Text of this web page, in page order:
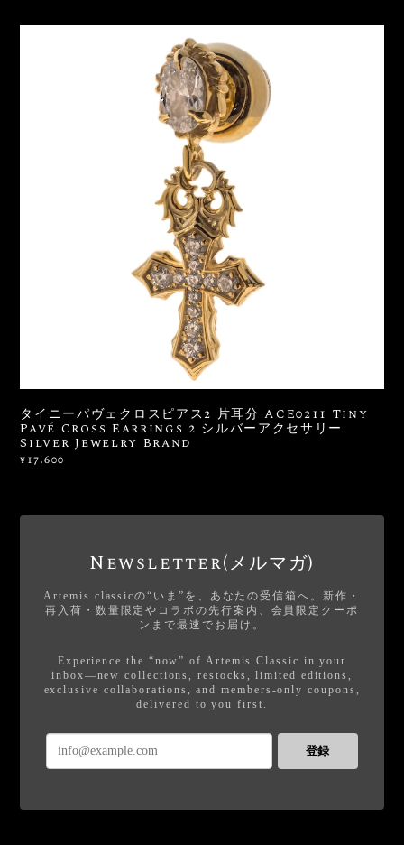
タイニーパヴェクロスピアス2 片耳分 ACE0211 Tiny
Pavé Cross Earrings 2 シルバーアクセサリー
Silver Jewelry Brand
¥17,600
Newsletter(メルマガ)
Artemis classicの“いま”を、あなたの受信箱へ。新作・
再入荷・数量限定やコラボの先行案内、会員限定クーポ
ンまで最速でお届け。
Experience the “now” of Artemis Classic in your
inbox—new collections, restocks, limited editions,
exclusive collaborations, and members-only coupons,
delivered to you first.
登録